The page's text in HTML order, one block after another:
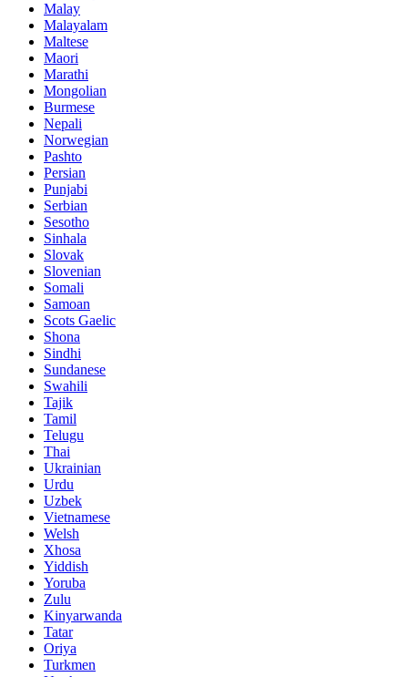
Malay
Malayalam
Maltese
Maori
Marathi
Mongolian
Burmese
Nepali
Norwegian
Pashto
Persian
Punjabi
Serbian
Sesotho
Sinhala
Slovak
Slovenian
Somali
Samoan
Scots Gaelic
Shona
Sindhi
Sundanese
Swahili
Tajik
Tamil
Telugu
Thai
Ukrainian
Urdu
Uzbek
Vietnamese
Welsh
Xhosa
Yiddish
Yoruba
Zulu
Kinyarwanda
Tatar
Oriya
Turkmen